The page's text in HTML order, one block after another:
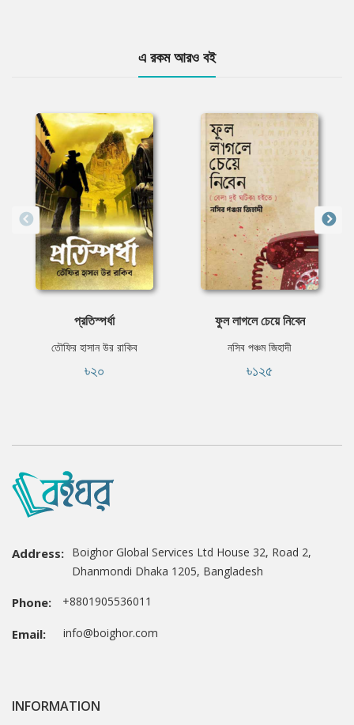
এ রকম আরও বই
প্রতিস্পর্ধা
তৌফির হাসান উর রাকিব
৳২০
ফুল লাগলে চেয়ে নিবেন
নসিব পঞ্চম জিহাদী
৳১২৫
Address: Boighor Global Services Ltd House 32, Road 2,
Dhanmondi Dhaka 1205, Bangladesh
Phone: +8801905536011
Email: info@boighor.com
INFORMATION